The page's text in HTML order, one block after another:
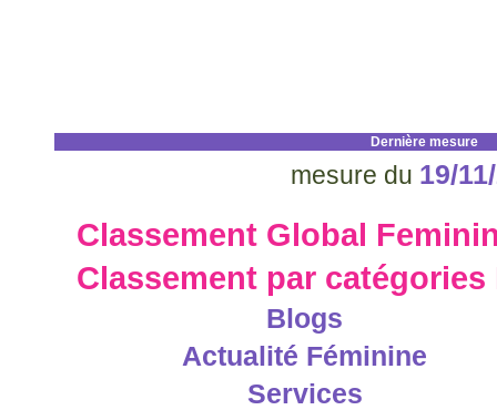
Dernière mesure
mesure du 19/
Classement Global
Classement par catégories
Blogs
Actualité Féminine
Services